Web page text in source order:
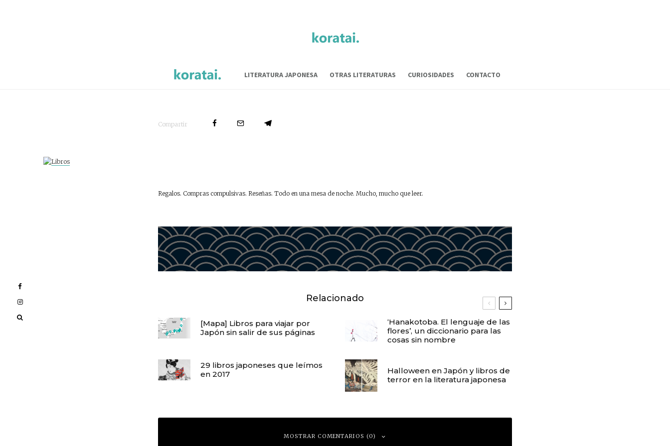
LITERATURA JAPONESA OTRAS LITERATURAS CURIOSIDADES CONTACTO
Compartir
Regalos. Compras compulsivas. Reseñas. Todo en una mesa de noche. Mucho, mucho que leer.
Relacionado
[Mapa] Libros para viajar por
Japón sin salir de sus páginas
‘Hanakotoba. El lenguaje de las
flores’, un diccionario para las
cosas sin nombre
29 libros japoneses que leímos
en 2017
Halloween en Japón y libros de
terror en la literatura japonesa
MOSTRAR COMENTARIOS (0)